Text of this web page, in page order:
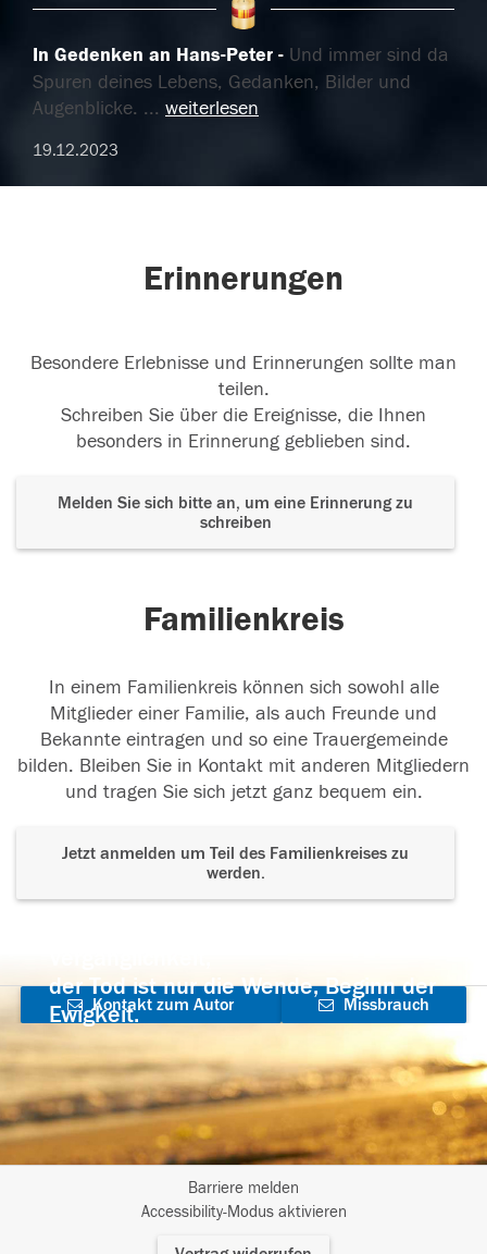
In Gedenken an Hans-Peter
Und immer sind da
Spuren deines Lebens, Gedanken, Bilder und
Augenblicke. ... weiterlesen
19.12.2023
Erinnerungen
Besondere Erlebnisse und Erinnerungen sollte man
teilen.
Schreiben Sie über die Ereignisse, die Ihnen
besonders in Erinnerung geblieben sind.
Melden Sie sich bitte an, um eine Erinnerung zu
schreiben
Familienkreis
In einem Familienkreis können sich sowohl alle
Mitglieder einer Familie, als auch Freunde und
Bekannte eintragen und so eine Trauergemeinde
bilden. Bleiben Sie in Kontakt mit anderen Mitgliedern
und tragen Sie sich jetzt ganz bequem ein.
Jetzt anmelden um Teil des Familienkreises zu
werden.
der Tod ist nur die Wende, Beginn der
Ewigkeit.
Kontakt zum Autor
aufnehmen
Missbrauch
Barriere melden
Accessibility-Modus aktivieren